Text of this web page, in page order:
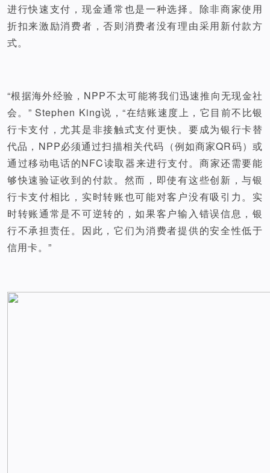
进行快速支付，现金通常也是一种选择。除非商家使用
折扣来激励消费者，否则消费者没有理由采用新付款方
式。
“根据海外经验，NPP不太可能将我们迅速推向无现金社
会。” Stephen King说，“在结账速度上，它目前不比银
行卡支付，尤其是非接触式支付更快。要成为银行卡替
代品，NPP必须通过扫描相关代码（例如商家QR码）或
通过移动电话的NFC读取器来进行支付。商家还需要能
够快速验证收到的付款。然而，即使有这些创新，与银
行卡支付相比，实时转账也可能对客户没有吸引力。实
时转账通常是不可逆转的，如果客户输入错误信息，银
行不承担责任。因此，它们为消费者提供的安全性低于
信用卡。”